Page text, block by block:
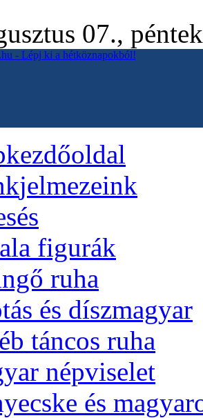
07., péntek
kezdőoldal
jelmezeink
figurák
ruha
és díszmagyar
táncos ruha
népviselet
és